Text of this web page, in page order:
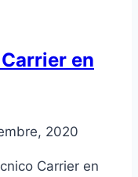
en
2020
Carrier en